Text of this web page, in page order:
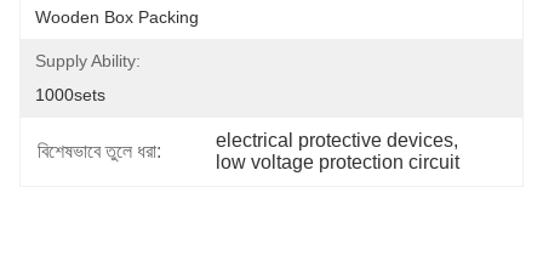
Wooden Box Packing
Supply Ability:
1000sets
বিশেষভাবে তুলে ধরা:
electrical protective devices,
low voltage protection circuit